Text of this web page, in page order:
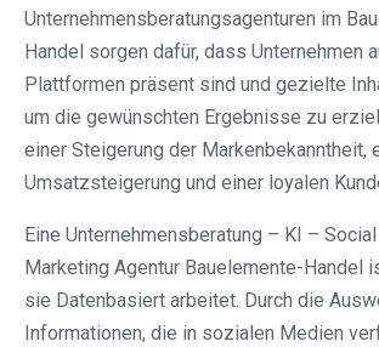
Unternehmensberatungsagenturen im
Handel sorgen dafür, dass Unternehmen
Plattformen präsent sind und gezielte
um die gewünschten Ergebnisse zu
einer Steigerung der Markenbekanntheit,
Umsatzsteigerung und einer loyalen
Eine Unternehmensberatung – KI –
Marketing Agentur Bauelemente-Handel
sie Datenbasiert arbeitet. Durch die
Informationen, die in sozialen Medien